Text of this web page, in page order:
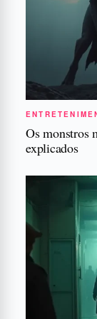
Os monstros
explicados